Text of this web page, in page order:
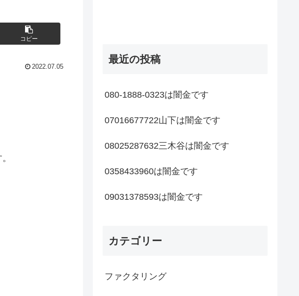
コピー
2022.07.05
最近の投稿
080-1888-0323は闇金です
07016677722山下は闇金です
08025287632三木谷は闇金です
0358433960は闇金です
09031378593は闇金です
カテゴリー
ファクタリング